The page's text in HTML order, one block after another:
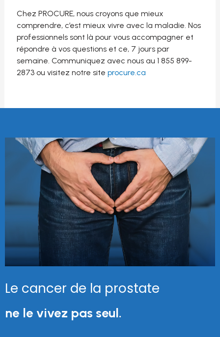
Chez PROCURE, nous croyons que mieux
comprendre, c’est mieux vivre avec la maladie. Nos
professionnels sont là pour vous accompagner et
répondre à vos questions et ce, 7 jours par
semaine. Communiquez avec nous au 1 855 899-
2873 ou visitez notre site procure.ca
Le cancer de la prostate
ne le vivez pas seul.